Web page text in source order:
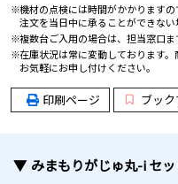
機材の点検には時間がかかります
注文を当日中に承ることができない
複数台ご入用の場合は、担当窓口ま
在庫状況は常に変動しております
お気軽にお申し付けください。
印刷ページ ブッ
みまもりがじゅ丸-i セ